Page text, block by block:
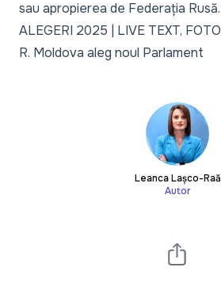
sau apropierea de Federația Rusă.
ALEGERI 2025 | LIVE TEXT,
R. Moldova aleg noul Parlament
Leanca Lașco-Rață
Autor